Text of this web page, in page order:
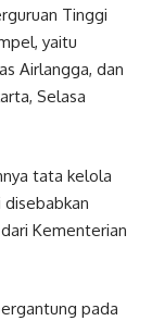
Tinggi
yaitu
Airlangga, dan
Selasa
tata kelola
Kementerian
pada